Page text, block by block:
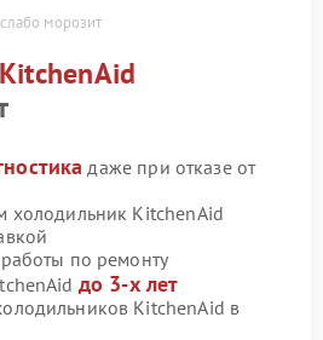
морозит
KitchenAid
даже при отказе от
холодильник KitchenAid
по ремонту
до 3-х лет
KitchenAid в